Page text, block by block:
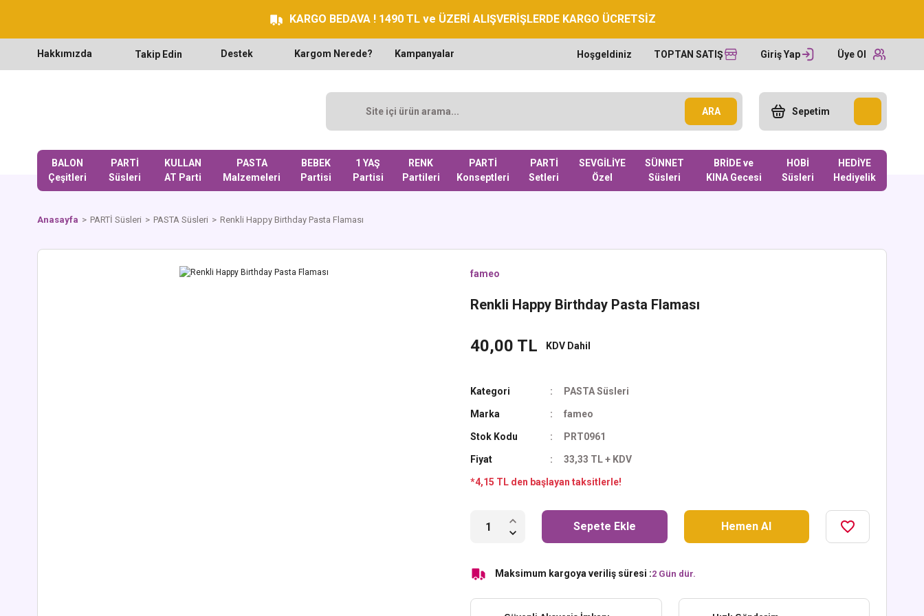
KARGO BEDAVA ! 1490 TL ve ÜZERİ ALIŞVERİŞLERDE KARGO ÜCRETSİZ
Hakkımızda Takip Edin Destek Kargom Nerede? Kampanyalar Hoşgeldiniz TOPTAN SATIŞ Giriş Yap Üye Ol
ARA Sepetim
BALON
Çeşitleri
PARTİ
Süsleri
KULLAN
AT Parti
PASTA
Malzemeleri
BEBEK
Partisi
1 YAŞ
Partisi
RENK
Partileri
PARTİ
Konseptleri
PARTİ
Setleri
SEVGİLİYE
Özel
SÜNNET
Süsleri
BRİDE ve
KINA Gecesi
HOBİ
Süsleri
HEDİYE
Hediyelik
Anasayfa PARTİ Süsleri PASTA Süsleri Renkli Happy Birthday Pasta Flaması
fameo
Renkli Happy Birthday Pasta Flaması
40,00 TL KDV Dahil
Kategori PASTA Süsleri
Marka fameo
Stok Kodu PRT0961
Fiyat 33,33 TL + KDV
*4,15 TL den başlayan taksitlerle!
Sepete Ekle Hemen Al
Maksimum kargoya veriliş süresi :2 Gün dür.